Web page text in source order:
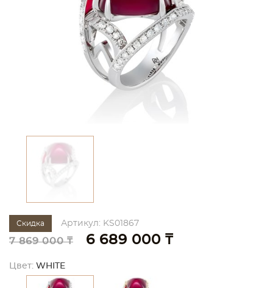
Скидка Артикул: KS01867
7 869 000 ₸ 6 689 000 ₸
Цвет: WHITE